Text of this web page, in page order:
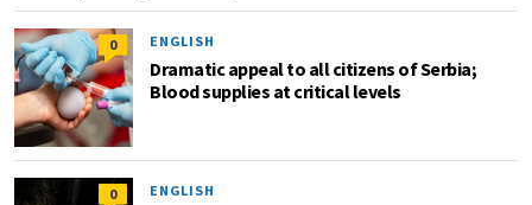
0 ENGLISH
Dramatic appeal to all citizens of Serbia;
Blood supplies at critical levels
0 ENGLISH